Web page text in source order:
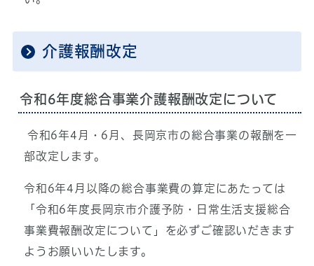
介護報酬改定
令和6年度総合事業介護報酬改定について
令和6年4月・6月、長岡京市の総合事業の報酬を一
部改定します。
令和6年4月以降の総合事業費の算定にあたっては
「令和6年度長岡京市介護予防・日常生活支援総合
事業費報酬改定について」を必ずご確認いだきます
ようお願いいたします。